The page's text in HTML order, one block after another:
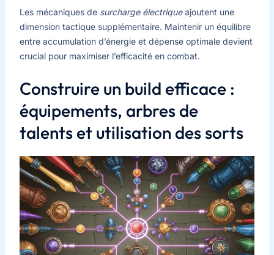
Les mécaniques de surcharge électriqueajoutent une
dimension tactique supplémentaire. Maintenir un équilibre
entre accumulation d’énergie et dépense optimale devient
crucial pour maximiser l’efficacité en combat.
Construire un build efficace :
équipements, arbres de
talents et utilisation des sorts